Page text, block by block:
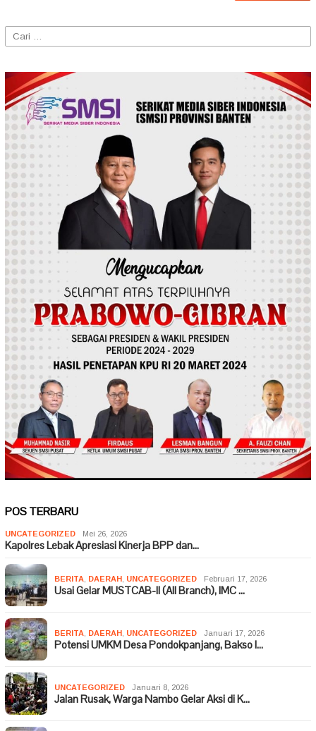
Cari
untuk:
POS TERBARU
UNCATEGORIZED Mei 26, 2026
Kapolres Lebak Apresiasi Kinerja BPP dan…
BERITA DAERAH UNCATEGORIZED Februari 17, 2026
Usai Gelar MUSTCAB-II (All Branch), IMC …
BERITA DAERAH UNCATEGORIZED Januari 17, 2026
Potensi UMKM Desa Pondokpanjang, Bakso I…
UNCATEGORIZED Januari 8, 2026
Jalan Rusak, Warga Nambo Gelar Aksi di K…